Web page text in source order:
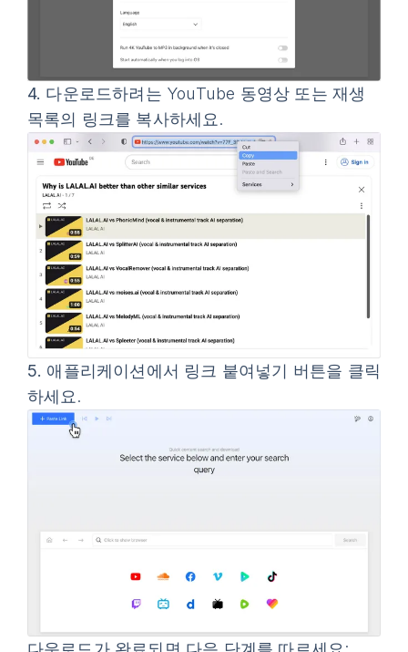
4. 다운로드하려는 YouTube 동영상 또는 재생
목록의 링크를 복사하세요.
5. 애플리케이션에서 링크 붙여넣기 버튼을 클릭
하세요.